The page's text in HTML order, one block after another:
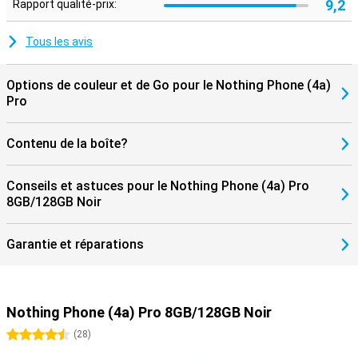
modernes telles que la 5G, le Wi-Fi 6, le Bluetooth 5.4 et le NFC pour
résiste à la poussière et aux éclaboussures d'eau. La durabilité a
Vous pouvez ainsi choisir un appareil qui n'est pas seulement
puissant et élégant, mais qui est également conçu pour l'avenir.
Rapport qualité-prix: 9,2
Tous les avis
Options de couleur et de Go pour le Nothing Phone (4a)
Pro
Contenu de la boîte?
Conseils et astuces pour le Nothing Phone (4a) Pro
8GB/128GB Noir
Garantie et réparations
Nothing Phone (4a) Pro 8GB/128GB Noir
4.5 étoiles
(28)